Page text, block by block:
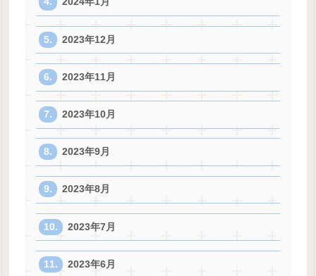
2023年12月
2023年11月
2023年10月
2023年9月
2023年8月
2023年7月
2023年6月